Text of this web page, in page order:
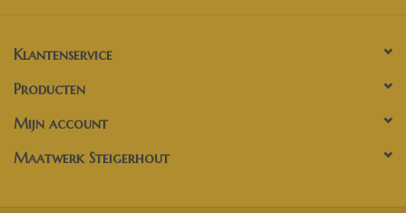
Klantenservice
Producten
Mijn account
Maatwerk Steigerhout